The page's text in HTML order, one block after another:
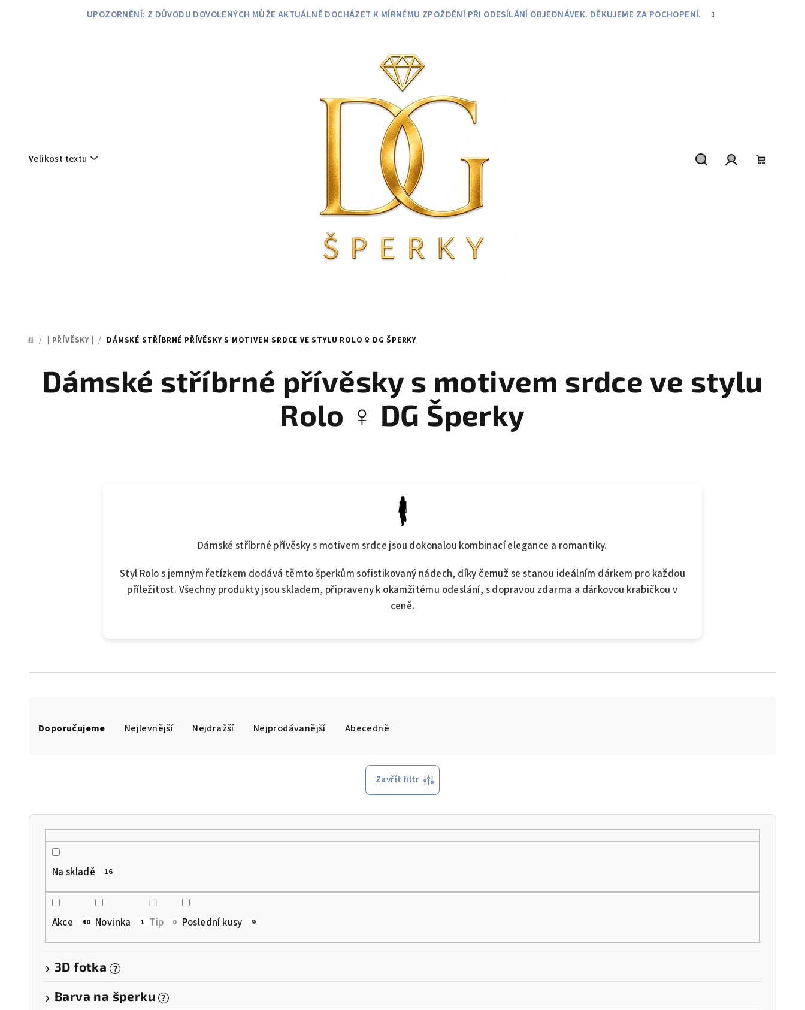
UPOZORNĚNÍ: Z DŮVODU DOVOLENÝCH MŮŽE AKTUÁLNĚ DOCHÁZET K MÍRNÉMU ZPOŽDĚNÍ PŘI ODESÍLÁNÍ OBJEDNÁVEK. DĚKUJEME ZA POCHOPENÍ.
Velikost textu
DOMŮ
/ | PŘÍVĚSKY | / DÁMSKÉ STŘÍBRNÉ PŘÍVĚSKY S MOTIVEM SRDCE VE STYLU ROLO ♀️ DG ŠPERKY
Dámské stříbrné přívěsky s motivem srdce ve stylu
Rolo ♀️ DG Šperky
Dámské stříbrné přívěsky s motivem srdce jsou dokonalou kombinací elegance a romantiky.
Styl Rolo s jemným řetízkem dodává těmto šperkům sofistikovaný nádech, díky čemuž se stanou ideálním dárkem pro každou
příležitost. Všechny produkty jsou skladem, připraveny k okamžitému odeslání, s dopravou zdarma a dárkovou krabičkou v
ceně.
aDoporučujeme Nejlevnější Nejdražší Nejprodávanější Abecedně
Zavřít filtr
Na skladě 16
Akce 40 Novinka 1 Tip 0 Poslední kusy 9
3D fotka ?
Barva na šperku ?